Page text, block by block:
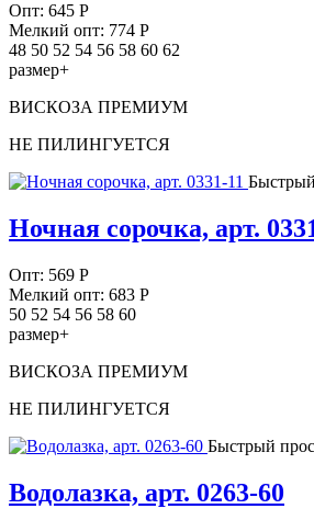
Опт: 645 Р
Мелкий опт: 774 Р
48 50 52 54 56 58 60 62
размер+
ВИСКОЗА ПРЕМИУМ
НЕ ПИЛИНГУЕТСЯ
Ночная сорочка, арт.
Опт: 569 Р
Мелкий опт: 683 Р
50 52 54 56 58 60
размер+
ВИСКОЗА ПРЕМИУМ
НЕ ПИЛИНГУЕТСЯ
Быстрый
Водолазка, арт. 0263-60